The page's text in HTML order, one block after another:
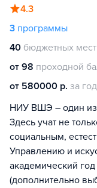
4.3
3 программы
40 бюджетных мест
от 98 проходной
от 580000 р. за год
НИУ ВШЭ – один из
Здесь учат не
социальным,
Управлению и
академический
(дополнительно